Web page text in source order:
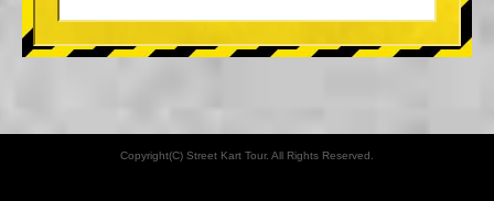
Copyright(C) Street Kart Tour. All Rights Reserved.